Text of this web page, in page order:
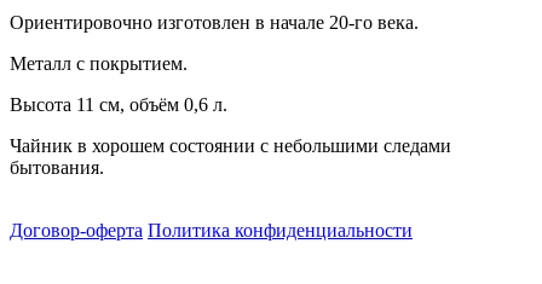
Ориентировочно изготовлен в начале 20-го века.
Металл с покрытием.
Высота 11 см, объём 0,6 л.
Чайник в хорошем состоянии с небольшими следами
бытования.
Договор-оферта Политика конфиденциальности